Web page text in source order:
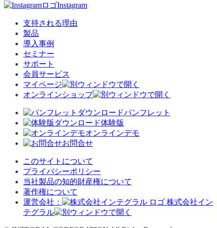
Instagram
支持される理由
製品
導入事例
セミナー
サポート
会員サービス
マイページ
オンラインショップ
パンフレット
体験版
オンラインデモ
お問合せ
このサイトについて
プライバシーポリシー
当社製品の知的財産権について
著作権について
運営会社：
株式会社イン
テグラル